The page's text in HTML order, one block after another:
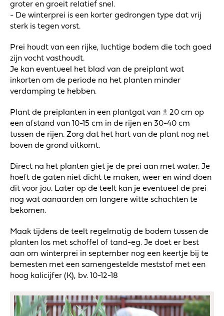
groter en groeit relatief snel.
- De winterprei is een korter gedrongen type dat vrij
sterk is tegen vorst.
Prei houdt van een rijke, luchtige bodem die toch goed
zijn vocht vasthoudt.
Je kan eventueel het blad van de preiplant wat
inkorten om de periode na het planten minder
verdamping te hebben.
Plant de preiplanten in een plantgat van ± 20 cm op
een afstand van 10-15 cm in de rijen en 30-40 cm
tussen de rijen. Zorg dat het hart van de plant nog net
boven de grond uitkomt.
Direct na het planten giet je de prei aan met water. Je
hoeft de gaten niet dicht te maken, weer en wind doen
dit voor jou. Later op de teelt kan je eventueel de prei
nog wat aanaarden om langere witte schachten te
bekomen.
Maak tijdens de teelt regelmatig de bodem tussen de
planten los met schoffel of tand-eg. Je doet er best
aan om winterprei in september nog een keertje bij te
bemesten met een samengestelde meststof met een
hoog kalicijfer (K), bv. 10-12-18